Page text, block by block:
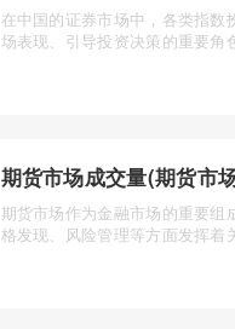
在中国的证券市场中，各类指数
场表现、引导投资决策的重要角
期货市场作为金融市场的重要组
格发现、风险管理等方面发挥着